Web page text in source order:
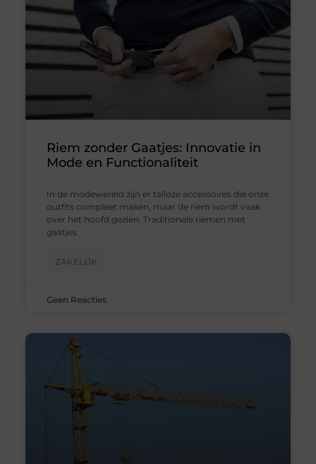
Riem zonder Gaatjes: Innovatie in
Mode en Functionaliteit
In de modewereld zijn er talloze accessoires die onze
outfits compleet maken, maar de riem wordt vaak
over het hoofd gezien. Traditionele riemen met
gaatjes
ZAKELIJK
Geen Reacties